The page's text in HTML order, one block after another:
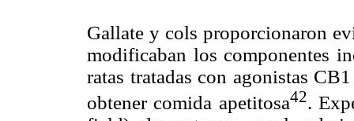
Gallate y cols proporcionaron
modificaban los componentes
ratas tratadas con agonistas
obtener comida apetitosa42.